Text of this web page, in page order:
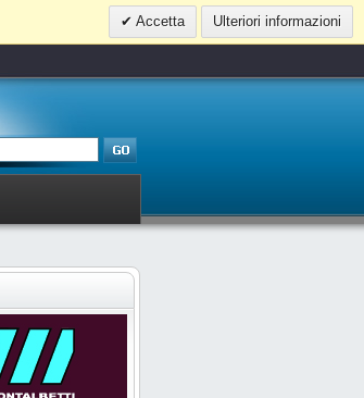
Accetta Ulteriori informazioni